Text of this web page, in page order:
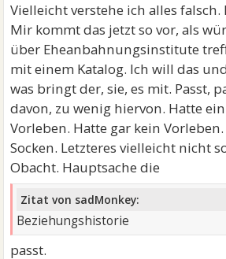
Vielleicht verstehe ich alles falsch.
Mir kommt das jetzt so vor, als
über Eheanbahnungsinstitute
mit einem Katalog. Ich will das
was bringt der, sie, es mit. Passt,
davon, zu wenig hiervon. Hatte
Vorleben. Hatte gar kein
Socken. Letzteres vielleicht nicht
Obacht. Hauptsache die
Zitat von sadMonkey:
Beziehungshistorie
passt.